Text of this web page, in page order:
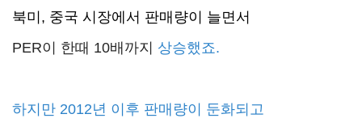
북미, 중국 시장에서 판매량이 늘면서
PER이 한때 10배까지 상승했죠.
하지만 2012년 이후 판매량이 둔화되고